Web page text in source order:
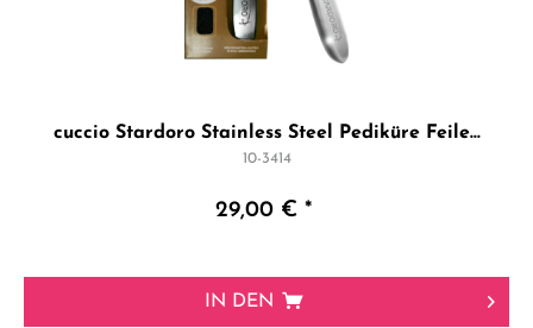
cuccio Stardoro Stainless Steel Pediküre Feile...
10-3414
29,00 € *
IN DEN